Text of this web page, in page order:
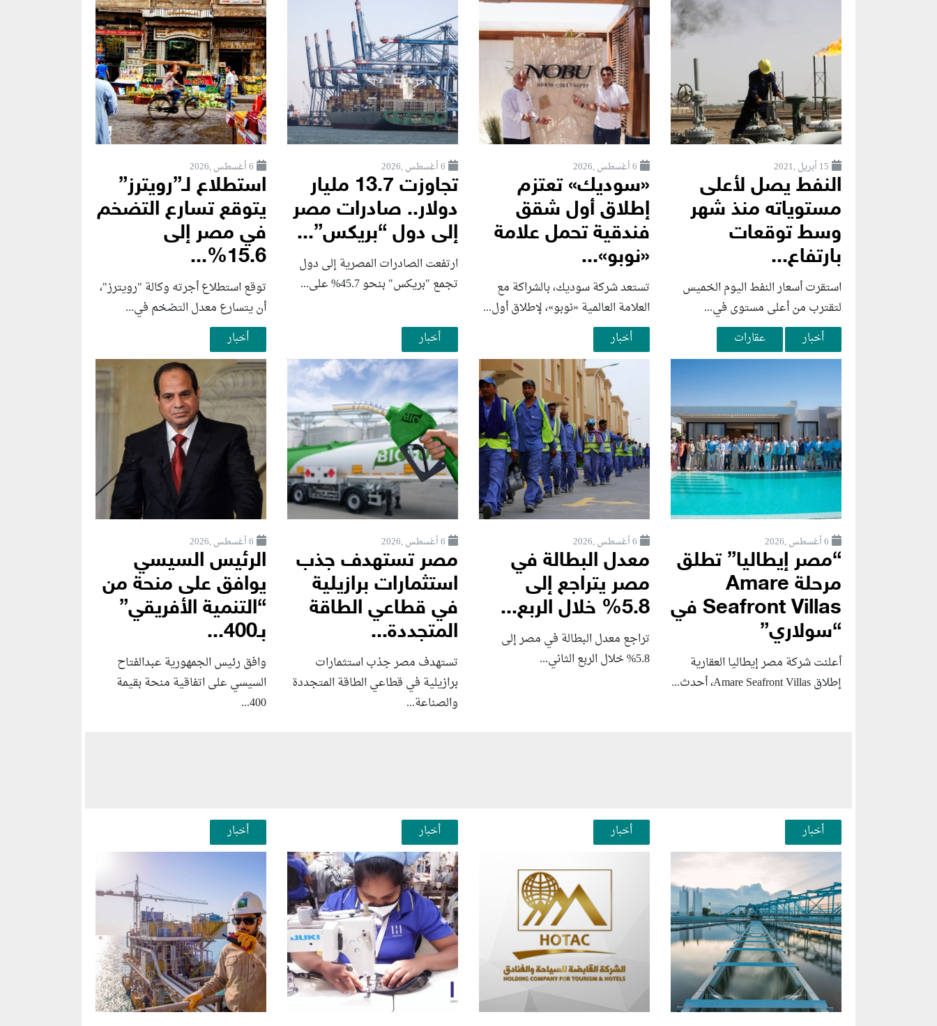
15 أبريل ,2021
النفط يصل لأعلى
مستوياته منذ شهر
وسط توقعات
بارتفاع...
استقرت أسعار النفط اليوم الخميس
لتقترب من أعلى مستوى في...
6 أغسطس ,2026
«سوديك» تعتزم
إطلاق أول شقق
فندقية تحمل علامة
«نوبو»...
تستعد شركة سوديك، بالشراكة مع
العلامة العالمية «نوبو»، لإطلاق أول...
6 أغسطس ,2026
تجاوزت 13.7 مليار
دولار.. صادرات مصر
إلى دول “بريكس”...
ارتفعت الصادرات المصرية إلى دول
تجمع "بريكس" بنحو 45.7% على...
6 أغسطس ,2026
استطلاع لـ”رويترز”
يتوقع تسارع التضخم
في مصر إلى
15.6%...
توقع استطلاع أجرته وكالة "رويترز"،
أن يتسارع ‌معدل التضخم في...
أخبار
عقارات
6 أغسطس ,2026
“مصر إيطاليا” تطلق
مرحلة Amare
Seafront Villas في
“سولاري”
أعلنت شركة مصر إيطاليا العقارية
إطلاق Amare Seafront Villas، أحدث...
أخبار
6 أغسطس ,2026
معدل البطالة في
مصر يتراجع إلى
5.8% خلال الربع...
تراجع معدل البطالة في مصر إلى
5.8% خلال الربع الثاني...
أخبار
6 أغسطس ,2026
مصر تستهدف جذب
استثمارات برازيلية
في قطاعي الطاقة
المتجددة...
تستهدف مصر جذب استثمارات
برازيلية في قطاعي الطاقة المتجددة
والصناعة...
أخبار
6 أغسطس ,2026
الرئيس السيسي
يوافق على منحة من
“التنمية الأفريقي”
بـ400...
وافق رئيس الجمهورية عبدالفتاح
السيسي على اتفاقية منحة بقيمة
400...
أخبار أخبار أخبار أخبار